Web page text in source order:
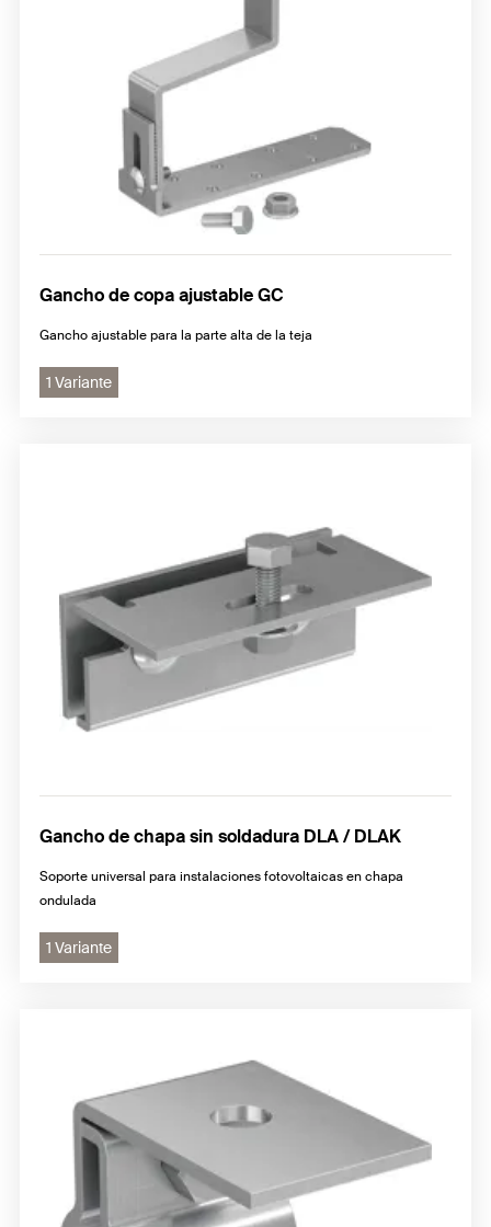
Gancho de copa ajustable GC
Gancho ajustable para la parte alta de la teja
1 Variante
Gancho de chapa sin soldadura DLA / DLAK
Soporte universal para instalaciones fotovoltaicas en chapa
ondulada
1 Variante